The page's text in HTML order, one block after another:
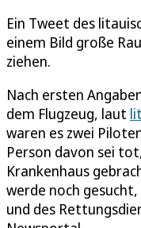
Ein Tweet des
einem Bild große
ziehen.
Nach ersten
dem Flugzeug, laut
waren es zwei
Person davon sei
Krankenhaus
werde noch
und des